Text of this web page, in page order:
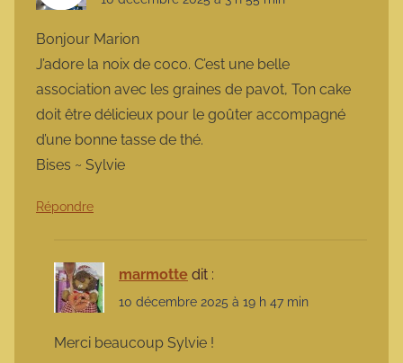
Bonjour Marion
J’adore la noix de coco. C’est une belle
association avec les graines de pavot, Ton cake
doit être délicieux pour le goûter accompagné
d’une bonne tasse de thé.
Bises ~ Sylvie
Répondre
marmotte dit :
10 décembre 2025 à 19 h 47 min
Merci beaucoup Sylvie !